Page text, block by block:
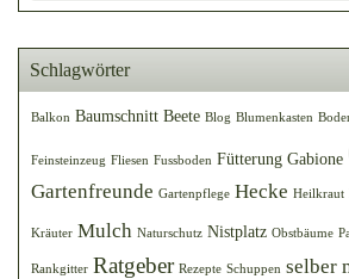
Schlagwörter
Balkon Baumschnitt Beete Blog Blumenkasten
Feinsteinzeug Fliesen Fussboden Fütterung Gabione
Gartenfreunde Gartenpflege Hecke Heilkraut
Kräuter Mulch Naturschutz Nistplatz Obstbäume
Rankgitter Ratgeber Rezepte Schuppen selber